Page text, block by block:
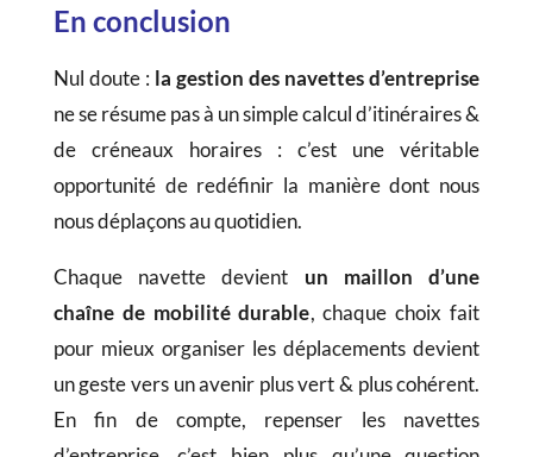
En conclusion
Nul doute : la gestion des navettes d’entreprise
ne se résume pas à un simple calcul d’itinéraires &
de créneaux horaires : c’est une véritable
opportunité de redéfinir la manière dont nous
nous déplaçons au quotidien.
Chaque navette devient un maillon d’une
chaîne de mobilité durable, chaque choix fait
pour mieux organiser les déplacements devient
un geste vers un avenir plus vert & plus cohérent.
En fin de compte, repenser les navettes